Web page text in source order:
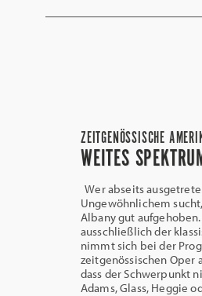
ZEITGENÖSSISCHE
WEITES
Wer abseits
Ungewöhnlichem
Albany gut
ausschließlich der
nimmt sich bei der
zeitgenössischen Oper
dass der Schwerpunkt
Adams, Glass, Heggie